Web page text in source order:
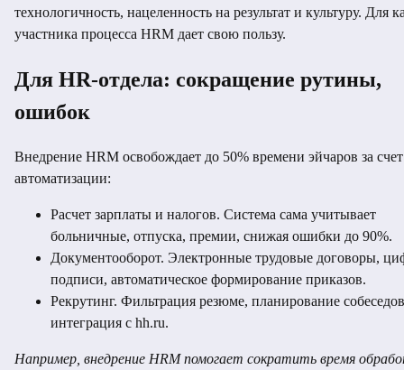
технологичность, нацеленность на результат и культуру. Для
участника процесса HRM дает свою пользу.
Для HR-отдела: сокращение рутины,
ошибок
Внедрение HRM освобождает до 50% времени эйчаров за счет
автоматизации:
Расчет зарплаты и налогов. Система сама учитывает
больничные, отпуска, премии, снижая ошибки до 90%.
Документооборот. Электронные трудовые договоры,
подписи, автоматическое формирование приказов.
Рекрутинг. Фильтрация резюме, планирование
интеграция с hh.ru.
Например, внедрение HRM помогает сократить время